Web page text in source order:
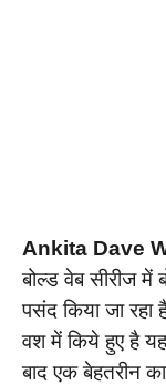
Ankita Dave
बोल्ड वेब सीरीज में
पसंद किया जा
वश में किये हुए है
बाद एक बेहतरीन